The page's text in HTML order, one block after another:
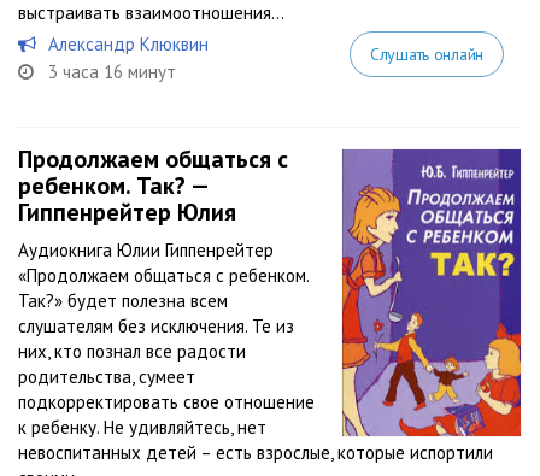
выстраивать взаимоотношения...
Александр Клюквин
3 часа 16 минут
Слушать онлайн
Продолжаем общаться с
ребенком. Так? —
Гиппенрейтер Юлия
Аудиокнига Юлии Гиппенрейтер
«Продолжаем общаться с ребенком.
Так?» будет полезна всем
слушателям без исключения. Те из
них, кто познал все радости
родительства, сумеет
подкорректировать свое отношение
к ребенку. Не удивляйтесь, нет
невоспитанных детей – есть взрослые, которые испортили